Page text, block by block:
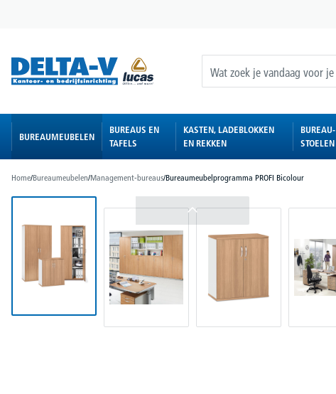
BUREAUMEUBELEN
BUREAUS EN
TAFELS
KASTEN, LADEBLOKKEN
EN REKKEN
BUREAU-
STOELEN
Home/Bureaumeubelen/Management-bureaus/Bureaumeubelprogramma PROFI Bicolour